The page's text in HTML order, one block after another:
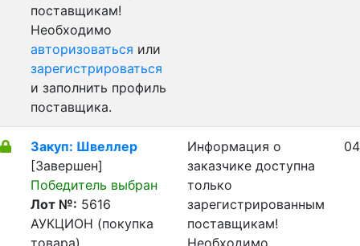
поставщикам!
Необходимо
авторизоваться или
зарегистрироваться
и заполнить профиль
поставщика.
Закуп: Швеллер
[Завершен]
Победитель выбран
Лот №: 5616
АУКЦИОН (покупка
товара)
Информация о
заказчике доступна
только
зарегистрированным
поставщикам!
Необходимо